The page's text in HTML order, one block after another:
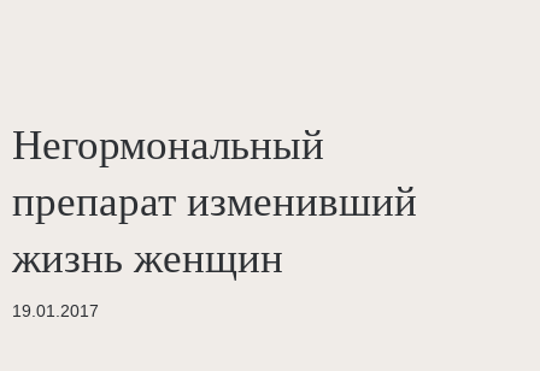
Негормональный
препарат изменивший
жизнь женщин
19.01.2017